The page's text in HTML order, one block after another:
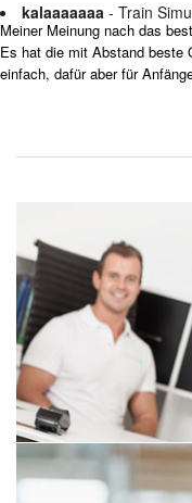
kalaaaaaaa - Train
Meiner Meinung nach das
Es hat die mit Abstand beste
einfach, dafür aber für